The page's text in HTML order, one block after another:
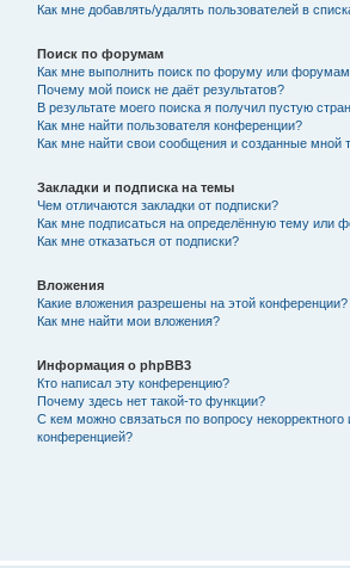
Как мне добавлять/удалять пользователей в
Поиск по форумам
Как мне выполнить поиск по форуму или
Почему мой поиск не даёт результатов?
В результате моего поиска я получил пустую
Как мне найти пользователя конференции?
Как мне найти свои сообщения и созданные мной
Закладки и подписка на темы
Чем отличаются закладки от подписки?
Как мне подписаться на определённую тему или
Как мне отказаться от подписки?
Вложения
Какие вложения разрешены на этой конференции?
Как мне найти мои вложения?
Информация о phpBB3
Кто написал эту конференцию?
Почему здесь нет такой-то функции?
С кем можно связаться по вопросу
конференцией?